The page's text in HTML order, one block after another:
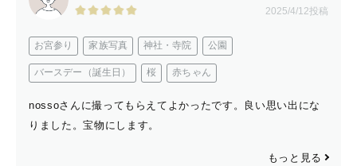
2025/4/12投稿
お宮参り 家族写真 神社・寺院 公園
バースデー（誕生日） 桜 赤ちゃん
nossoさんに撮ってもらえてよかったです。良い思い出にな
りました。宝物にします。
もっと見る